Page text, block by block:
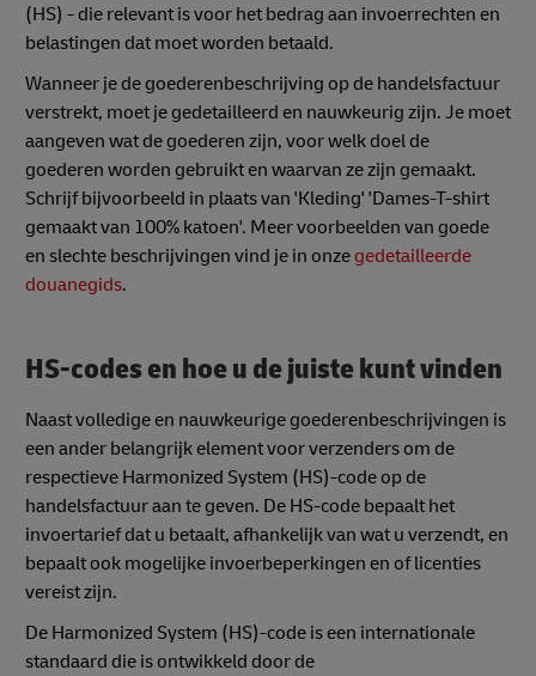
(HS) - die relevant is voor het bedrag aan invoerrechten en
belastingen dat moet worden betaald.
Wanneer je de goederenbeschrijving op de handelsfactuur
verstrekt, moet je gedetailleerd en nauwkeurig zijn. Je moet
aangeven wat de goederen zijn, voor welk doel de
goederen worden gebruikt en waarvan ze zijn gemaakt.
Schrijf bijvoorbeeld in plaats van 'Kleding' 'Dames-T-shirt
gemaakt van 100% katoen'. Meer voorbeelden van goede
en slechte beschrijvingen vind je in onze gedetailleerde
douanegids.
HS-codes en hoe u de juiste kunt vinden
Naast volledige en nauwkeurige goederenbeschrijvingen is
een ander belangrijk element voor verzenders om de
respectieve Harmonized System (HS)-code op de
handelsfactuur aan te geven. De HS-code bepaalt het
invoertarief dat u betaalt, afhankelijk van wat u verzendt, en
bepaalt ook mogelijke invoerbeperkingen en of licenties
vereist zijn.
De Harmonized System (HS)-code is een internationale
standaard die is ontwikkeld door de